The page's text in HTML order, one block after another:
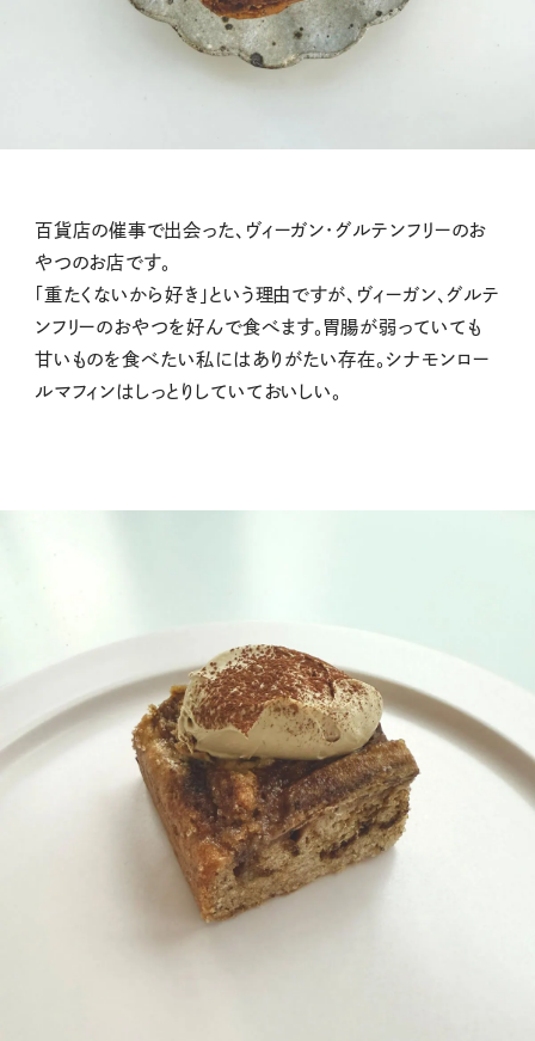
百貨店の催事で出会った、ヴィーガン・グルテンフリーのお
やつのお店です。
「重たくないから好き」という理由ですが、ヴィーガン、グルテ
ンフリーのおやつを好んで食べます。胃腸が弱っていても
甘いものを食べたい私にはありがたい存在。シナモンロー
ルマフィンはしっとりしていておいしい。